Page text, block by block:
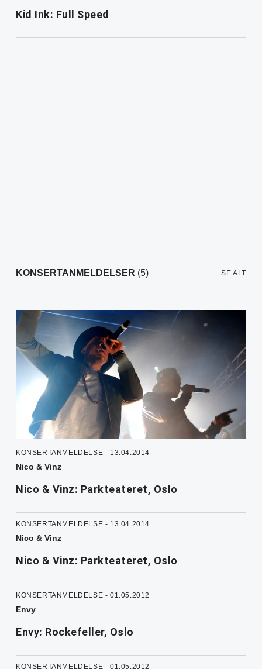
Kid Ink: Full Speed
KONSERTANMELDELSER (5) SE ALT
KONSERTANMELDELSE - 13.04.2014
Nico & Vinz
Nico & Vinz: Parkteateret, Oslo
KONSERTANMELDELSE - 13.04.2014
Nico & Vinz
Nico & Vinz: Parkteateret, Oslo
KONSERTANMELDELSE - 01.05.2012
Envy
Envy: Rockefeller, Oslo
KONSERTANMELDELSE - 01.05.2012